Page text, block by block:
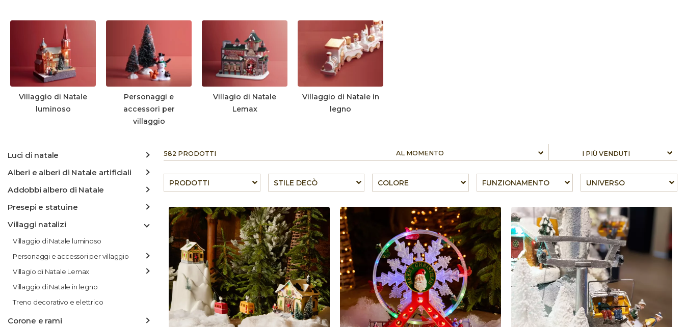
Villaggio di Natale
luminoso
Personaggi e
accessori per
villaggio
Villagio di Natale
Lemax
Villaggio di Natale in
legno
Luci di natale
Alberi e alberi di Natale artificiali
Addobbi albero di Natale
Presepi e statuine
Villaggi natalizi
Villaggio di Natale luminoso
Personaggi e accessori per villaggio
Villagio di Natale Lemax
Villaggio di Natale in legno
Treno decorativo e elettrico
Corone e rami
582 PRODOTTI AL MOMENTO
PRODOTTI STILE DECÒ COLORE FUNZIONAMENTO UNIVERSO